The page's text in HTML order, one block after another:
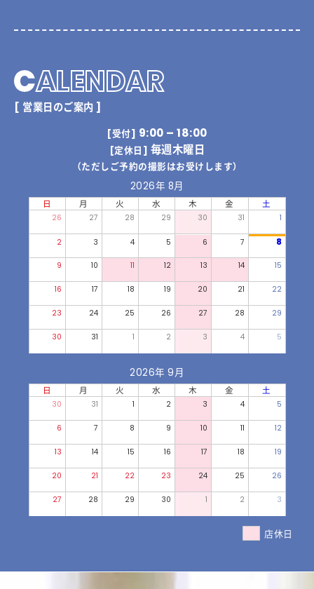
CALENDAR
[ 営業日のご案内 ]
[受付] 9:00 – 18:00
[定休日] 毎週木曜日
（ただしご予約の撮影はお受けします）
2026年 8月
日 月 火 水 木 金 土
26 27 28 29 30 31 1
2 3 4 5 6 7 8
9 10 11 12 13 14 15
16 17 18 19 20 21 22
23 24 25 26 27 28 29
30 31 1 2 3 4 5
2026年 9月
日 月 火 水 木 金 土
30 31 1 2 3 4 5
6 7 8 9 10 11 12
13 14 15 16 17 18 19
20 21 22 23 24 25 26
27 28 29 30 1 2 3
店休日